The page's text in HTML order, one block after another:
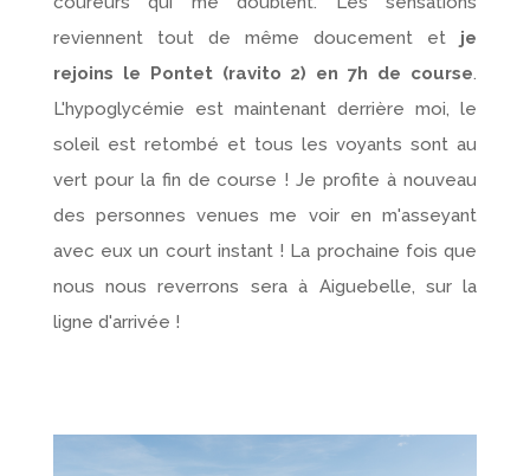
reviennent tout de même doucement et je
rejoins le Pontet (ravito 2) en 7h de course
L'hypoglycémie est maintenant derrière moi, le
soleil est retombé et tous les voyants sont au
vert pour la fin de course ! Je profite à nouveau
des personnes venues me voir en m'asseyant
avec eux un court instant ! La prochaine fois que
nous nous reverrons sera à Aiguebelle, sur la
ligne d'arrivée !